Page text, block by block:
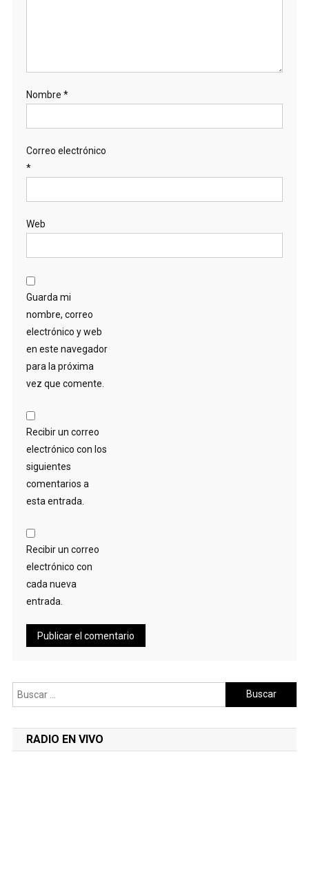
Nombre *
Correo electrónico
*
Web
Guarda mi
nombre, correo
electrónico y web
en este navegador
para la próxima
vez que comente.
Recibir un correo
electrónico con los
siguientes
comentarios a
esta entrada.
Recibir un correo
electrónico con
cada nueva
entrada.
Buscar:
RADIO EN VIVO